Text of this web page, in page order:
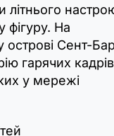
літнього
фігуру. На
острові Сент-
гарячих кадрів
у мережі